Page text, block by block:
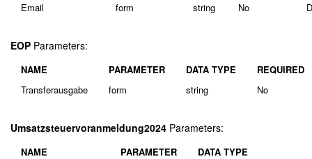
Email
form string No
EOP Parameters:
NAME PARAMETER DATA TYPE
REQUIRED
Transferausgabe
form string No
Umsatzsteuervoranmeldung2024 Parameters:
NAME PARAMETER
DATA TYPE